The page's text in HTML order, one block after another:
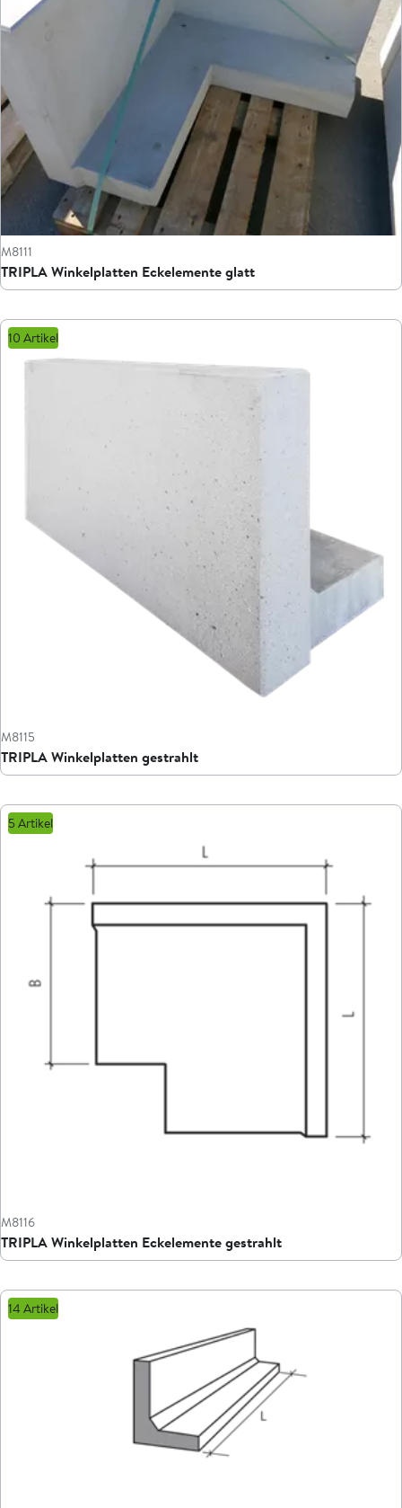
M8111
TRIPLA Winkelplatten Eckelemente glatt
10 Artikel
M8115
TRIPLA Winkelplatten gestrahlt
5 Artikel
M8116
TRIPLA Winkelplatten Eckelemente gestrahlt
14 Artikel